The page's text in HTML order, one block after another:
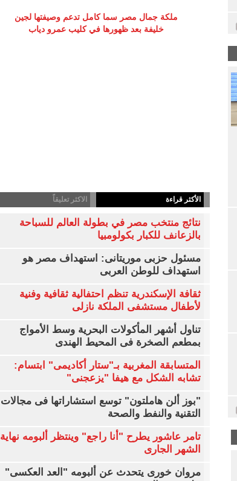
ملكة جمال مصر سما كامل تدعم وصيفتها لجين
خليفة بعد ظهورها في كليب عمرو دياب
الأكثر قراءة الاكثر تعليقاً
نتائج منتخب مصر في بطولة العالم للسباحة
بالزعانف للكبار بكولومبيا
مسئول حزبى موريتانى: استهداف مصر هو
استهداف للوطن العربى
ثقافة الإسكندرية تنظم احتفالية ثقافية وفنية
لأطفال مستشفى الملكة نازلى
تناول أشهر المأكولات البحرية وسط الأمواج
بمطعم الصخرة فى المحيط الهندى
المتسابقة المغربية بـ"ستار أكاديمى" ابتسام:
تشابه الشكل مع هيفا "يزعجنى"
"بوز ألن هاملتون" توسع استشاراتها فى مجالات
التقنية والنفط والصحة
تامر عاشور يطرح "أنا راجع" وينتظر ألبومه نهاية
الشهر الجارى
مروان خورى يتحدث عن ألبومه "العد العكسى"